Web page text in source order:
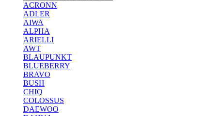
ACRONN
ADLER
AIWA
ALPHA
ARIELLI
AWT
BLAUPUNKT
BLUEBERRY
BRAVO
BUSH
CHIQ
COLOSSUS
DAEWOO